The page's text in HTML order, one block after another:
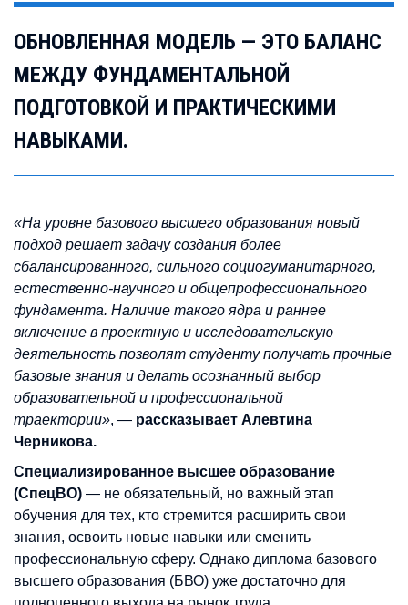
ОБНОВЛЕННАЯ МОДЕЛЬ — ЭТО БАЛАНС
МЕЖДУ ФУНДАМЕНТАЛЬНОЙ
ПОДГОТОВКОЙ И ПРАКТИЧЕСКИМИ
НАВЫКАМИ.
«На уровне базового высшего образования новый
подход решает задачу создания более
сбалансированного, сильного социогуманитарного,
естественно-научного и общепрофессионального
фундамента. Наличие такого ядра и раннее
включение в проектную и исследовательскую
деятельность позволят студенту получать прочные
базовые знания и делать осознанный выбор
образовательной и профессиональной
траектории», — рассказывает Алевтина
Черникова.
Специализированное высшее образование
(СпецВО) — не обязательный, но важный этап
обучения для тех, кто стремится расширить свои
знания, освоить новые навыки или сменить
профессиональную сферу. Однако диплома базового
высшего образования (БВО) уже достаточно для